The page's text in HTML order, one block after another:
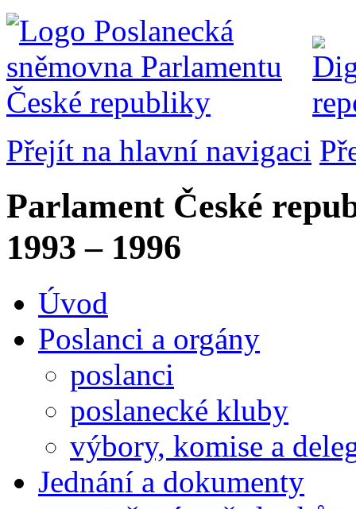
Přejít na hlavní navigaci
Parlament České
1993 – 1996
Úvod
Poslanci a orgány
poslanci
poslanecké kluby
výbory, komise a
Jednání a dokumenty